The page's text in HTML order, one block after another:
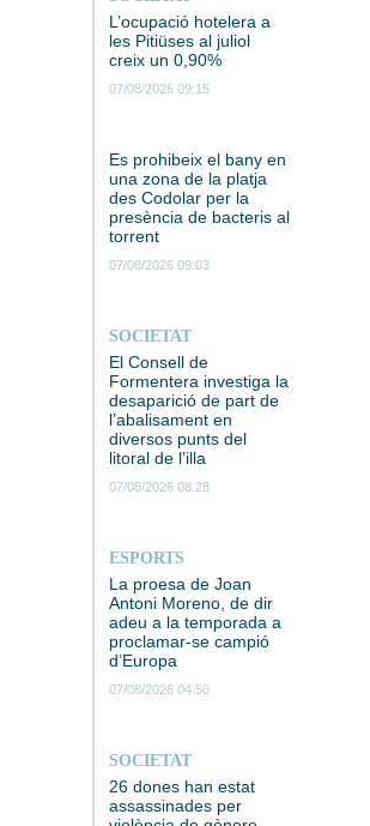
L’ocupació hotelera a
les Pitiüses al juliol
creix un 0,90%
07/08/2026 09:15
Es prohibeix el bany en
una zona de la platja
des Codolar per la
presència de bacteris al
torrent
07/08/2026 09:03
SOCIETAT
El Consell de
Formentera investiga la
desaparició de part de
l’abalisament en
diversos punts del
litoral de l’illa
07/08/2026 08:28
ESPORTS
La proesa de Joan
Antoni Moreno, de dir
adeu a la temporada a
proclamar-se campió
d’Europa
07/08/2026 04:50
SOCIETAT
26 dones han estat
assassinades per